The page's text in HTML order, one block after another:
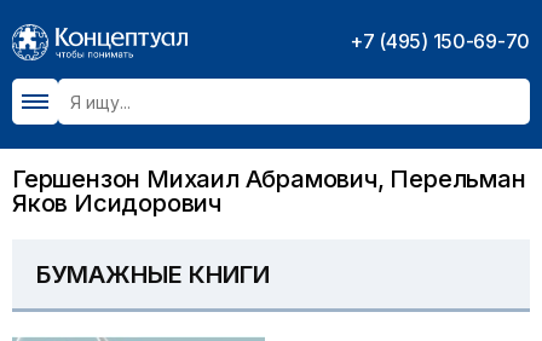
+7 (495) 150-69-70
Гершензон Михаил Абрамович, Перельман
Яков Исидорович
БУМАЖНЫЕ КНИГИ